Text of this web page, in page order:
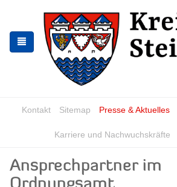
springen
springen
Kontakt Sitemap Presse & Aktuelles
Karriere und Nachwuchskräfte
Ansprechpartner im